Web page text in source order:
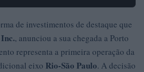
de investimentos de destaque que
, anunciou a sua chegada a Porto
representa a primeira operação da
eixo Rio-São Paulo. A decisão